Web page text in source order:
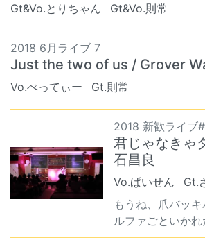
Gt&Vo.とりちゃん Gt&Vo.則常
2018 6月ライブ 7
Just the two of us / Grover
Vo.べってぃー Gt.則常
2018 新歓ライブ
君じゃなきゃ
石昌良
Vo.ぱいせん
Gt.
もうね、爪バッ
ルファごといかれ